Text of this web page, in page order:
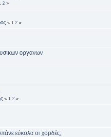
2 »
« 1 2 »
οργανων
« 1 2 »
εύκολα οι χορδές;